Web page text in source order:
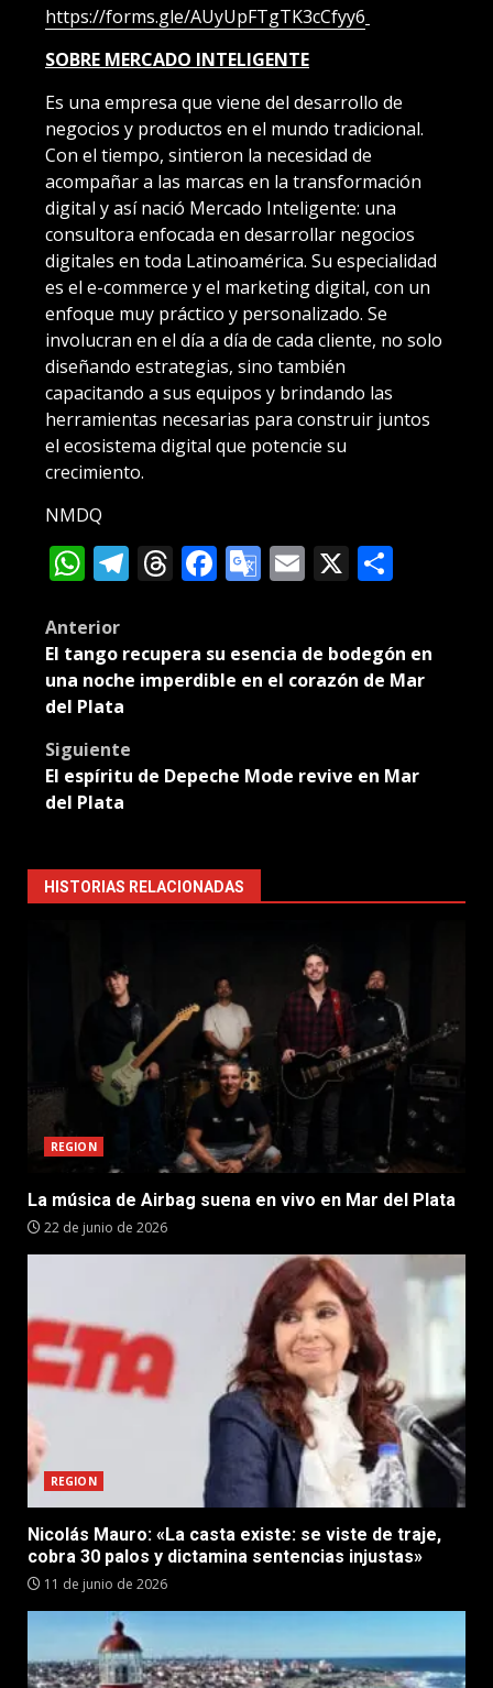
https://forms.gle/AUyUpFTgTK3cCfyy6
SOBRE MERCADO INTELIGENTE
Es una empresa que viene del desarrollo de
negocios y productos en el mundo tradicional.
Con el tiempo, sintieron la necesidad de
acompañar a las marcas en la transformación
digital y así nació Mercado Inteligente: una
consultora enfocada en desarrollar negocios
digitales en toda Latinoamérica. Su especialidad
es el e-commerce y el marketing digital, con un
enfoque muy práctico y personalizado. Se
involucran en el día a día de cada cliente, no solo
diseñando estrategias, sino también
capacitando a sus equipos y brindando las
herramientas necesarias para construir juntos
el ecosistema digital que potencie su
crecimiento.
NMDQ
WhatsApp
Telegram
Threads
Facebook
Google
Email
X
Post
navigation
Anterior
El tango recupera su esencia de bodegón en
una noche imperdible en el corazón de Mar
del Plata
Siguiente
El espíritu de Depeche Mode revive en Mar
del Plata
HISTORIAS RELACIONADAS
REGION
La música de Airbag suena en vivo en Mar del Plata
22 de junio de 2026
REGION
Nicolás Mauro: «La casta existe: se viste de traje,
cobra 30 palos y dictamina sentencias injustas»
11 de junio de 2026